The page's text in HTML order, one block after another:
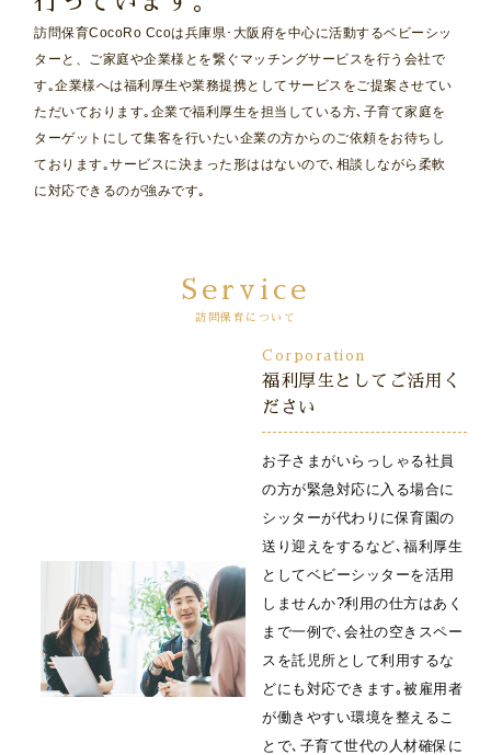
訪問保育CocoRo Ccoは兵庫県･大阪府を中心に活動するベビーシッ
ターと、ご家庭や企業様とを繋ぐマッチングサービスを行う会社で
す｡企業様へは福利厚生や業務提携としてサービスをご提案させてい
ただいております｡企業で福利厚生を担当している方､子育て家庭を
ターゲットにして集客を行いたい企業の方からのご依頼をお待ちし
ております｡サービスに決まった形ははないので､相談しながら柔軟
に対応できるのが強みです｡
Service
訪問保育について
Corporation
福利厚生としてご活用く
ださい
お子さまがいらっしゃる社員
の方が緊急対応に入る場合に
シッターが代わりに保育園の
送り迎えをするなど､福利厚生
としてベビーシッターを活用
しませんか?利用の仕方はあく
まで一例で､会社の空きスペー
スを託児所として利用するな
どにも対応できます｡被雇用者
が働きやすい環境を整えるこ
とで､子育て世代の人材確保に